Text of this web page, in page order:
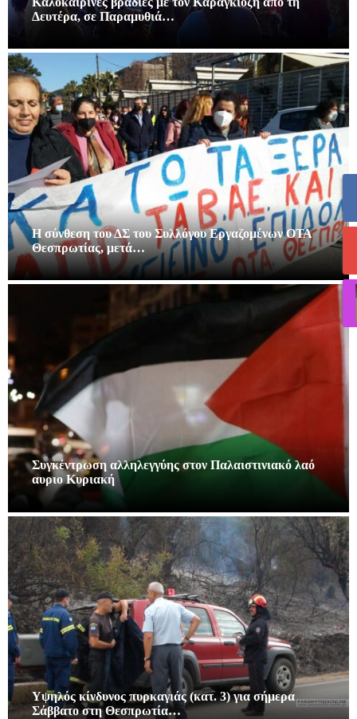
Δευτέρα, σε Παραμυθιά…
Η σύνθεση του ΔΣ του Συλλόγου Εργαζομένων ΟΤΑ
Θεσπρωτίας, μετά…
Συγκέντρωση αλληλεγγύης στον Παλαιστινιακό λαό
αυριο Κυριακή
Υψηλός κίνδυνος πυρκαγιάς (κατ. 3) για σήμερα
Σάββατο στη Θεσπρωτία…